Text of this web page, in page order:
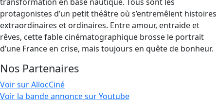
protagonistes d’un petit théâtre où s’entremêlent histoires
extraordinaires et ordinaires. Entre amour, entraide et
rêves, cette fable cinématographique brosse le portrait
d’une France en crise, mais toujours en quête de bonheur.
Nos Partenaires
Voir sur AllocCiné
Voir la bande annonce sur Youtube